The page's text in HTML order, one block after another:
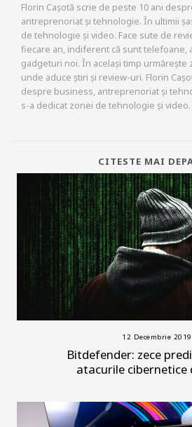
Florin Cașotă scrie de peste 10 ani
antreprenoriat și tehnologie. În ultimii
de tehnologie și video. Face sute de
fiecare an, indiferent că sunt telefoane,
gadgeturi noi. În același timp urmărește
unde aduce știri și review-uri. Florin
despre business, antreprenoriat și
s-a dedicat zonei de tehnologie și video.
CITESTE MAI
12 Decembrie 2019
Bitdefender: zece
atacurile cibernetice